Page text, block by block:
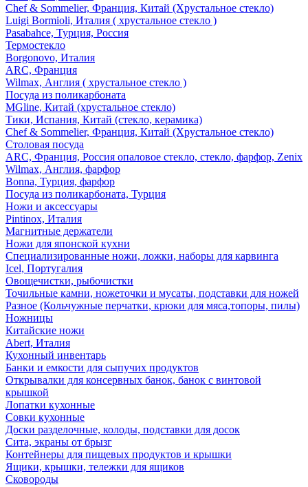
Chef & Sommelier, Франция, Китай (Хрустальное стекло)
Luigi Bormioli, Италия ( хрустальное стекло )
Pasabahce, Турция, Россия
Термостекло
Borgonovo, Италия
ARC, Франция
Wilmax, Англия ( хрустальное стекло )
Посуда из поликарбоната
MGline, Китай (хрустальное стекло)
Тики, Испания, Китай (стекло, керамика)
Chef & Sommelier, Франция, Китай (Хрустальное стекло)
Столовая посуда
ARC, Франция, Россия опаловое стекло, стекло, фарфор, Zenix
Wilmax, Англия, фарфор
Bonna, Турция, фарфор
Посуда из поликарбоната, Турция
Ножи и аксессуары
Pintinox, Италия
Магнитные держатели
Ножи для японской кухни
Специализированные ножи, ложки, наборы для карвинга
Icel, Португалия
Овощечистки, рыбочистки
Точильные камни, ножеточки и мусаты, подставки для ножей
Разное (Кольчужные перчатки, крюки для мяса,топоры, пилы)
Ножницы
Китайские ножи
Abert, Италия
Кухонный инвентарь
Банки и емкости для сыпучих продуктов
Открывалки для консервных банок, банок с винтовой
крышкой
Лопатки кухонные
Совки кухонные
Доски разделочные, колоды, подставки для досок
Сита, экраны от брызг
Контейнеры для пищевых продуктов и крышки
Ящики, крышки, тележки для ящиков
Сковороды